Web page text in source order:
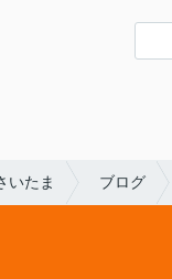
いたま ブログ